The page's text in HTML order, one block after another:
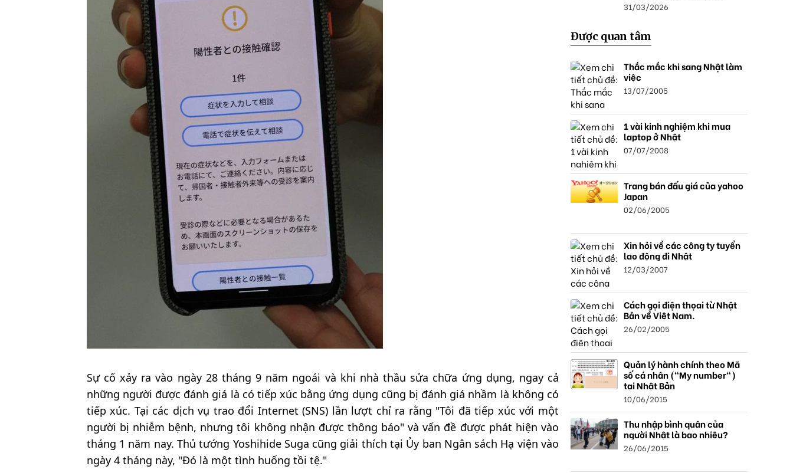
Sự cố xảy ra vào ngày 28 tháng 9 năm ngoái và khi nhà thầu sửa chữa ứng dụng, ngay cả
những người được đánh giá là có tiếp xúc bằng ứng dụng cũng bị đánh giá nhầm là không có
tiếp xúc. Tại các dịch vụ trao đổi Internet (SNS) lần lượt chỉ ra rằng "Tôi đã tiếp xúc với một
người bị nhiễm bệnh, nhưng tôi không nhận được thông báo" và vấn đề được phát hiện vào
tháng 1 năm nay. Thủ tướng Yoshihide Suga cũng giải thích tại Ủy ban Ngân sách Hạ viện vào
ngày 4 tháng này, "Đó là một tình huống tồi tệ."
31/03/2026
Được quan tâm
Thắc mắc khi sang Nhật làm
việc
13/07/2005
1 vài kinh nghiệm khi mua
laptop ở Nhật
07/07/2008
Trang bán đấu giá của yahoo
Japan
02/06/2005
Xin hỏi về các công ty tuyển
lao động đi Nhật
12/03/2007
Cách gọi điện thọai từ Nhật
Bản về Việt Nam.
26/02/2005
Quản lý hành chính theo Mã
số cá nhân ("My number")
tại Nhật Bản
10/06/2015
Thu nhập bình quân của
người Nhật là bao nhiêu?
26/06/2015